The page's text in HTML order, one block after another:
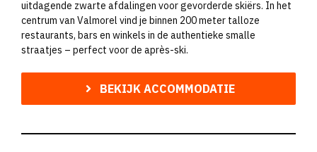
uitdagende zwarte afdalingen voor gevorderde skiërs. In het
centrum van Valmorel vind je binnen 200 meter talloze
restaurants, bars en winkels in de authentieke smalle
straatjes – perfect voor de après-ski.
BEKIJK ACCOMMODATIE